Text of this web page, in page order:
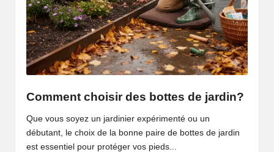
Comment choisir des bottes de jardin?
Que vous soyez un jardinier expérimenté ou un
débutant, le choix de la bonne paire de bottes de jardin
est essentiel pour protéger vos pieds...